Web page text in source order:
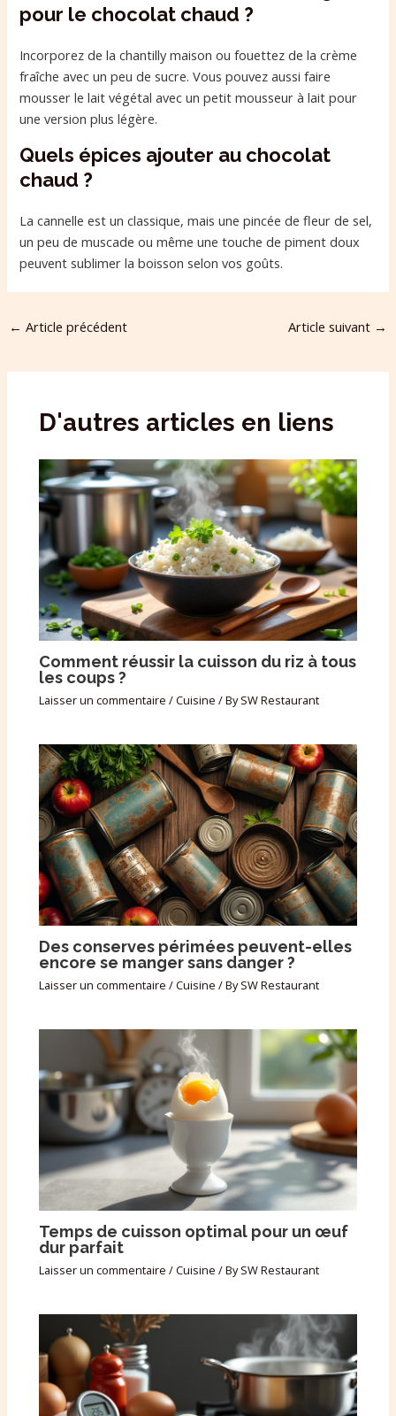
pour le chocolat chaud ?
Incorporez de la chantilly maison ou fouettez de la crème
fraîche avec un peu de sucre. Vous pouvez aussi faire
mousser le lait végétal avec un petit mousseur à lait pour
une version plus légère.
Quels épices ajouter au chocolat
chaud ?
La cannelle est un classique, mais une pincée de fleur de sel,
un peu de muscade ou même une touche de piment doux
peuvent sublimer la boisson selon vos goûts.
← Article précédent Article suivant →
D'autres articles en liens
Comment réussir la cuisson du riz à tous
les coups ?
Laisser un commentaire /Cuisine / BySW Restaurant
Des conserves périmées peuvent-elles
encore se manger sans danger ?
Laisser un commentaire /Cuisine / BySW Restaurant
Temps de cuisson optimal pour un œuf
dur parfait
Laisser un commentaire /Cuisine / BySW Restaurant